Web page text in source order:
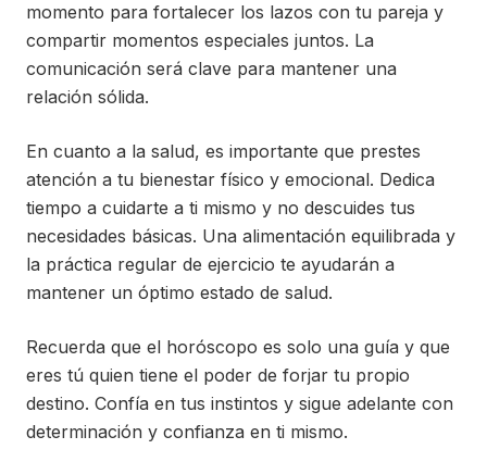
momento para fortalecer los lazos con tu pareja y
compartir momentos especiales juntos. La
comunicación será clave para mantener una
relación sólida.
En cuanto a la salud, es importante que prestes
atención a tu bienestar físico y emocional. Dedica
tiempo a cuidarte a ti mismo y no descuides tus
necesidades básicas. Una alimentación equilibrada y
la práctica regular de ejercicio te ayudarán a
mantener un óptimo estado de salud.
Recuerda que el horóscopo es solo una guía y que
eres tú quien tiene el poder de forjar tu propio
destino. Confía en tus instintos y sigue adelante con
determinación y confianza en ti mismo.